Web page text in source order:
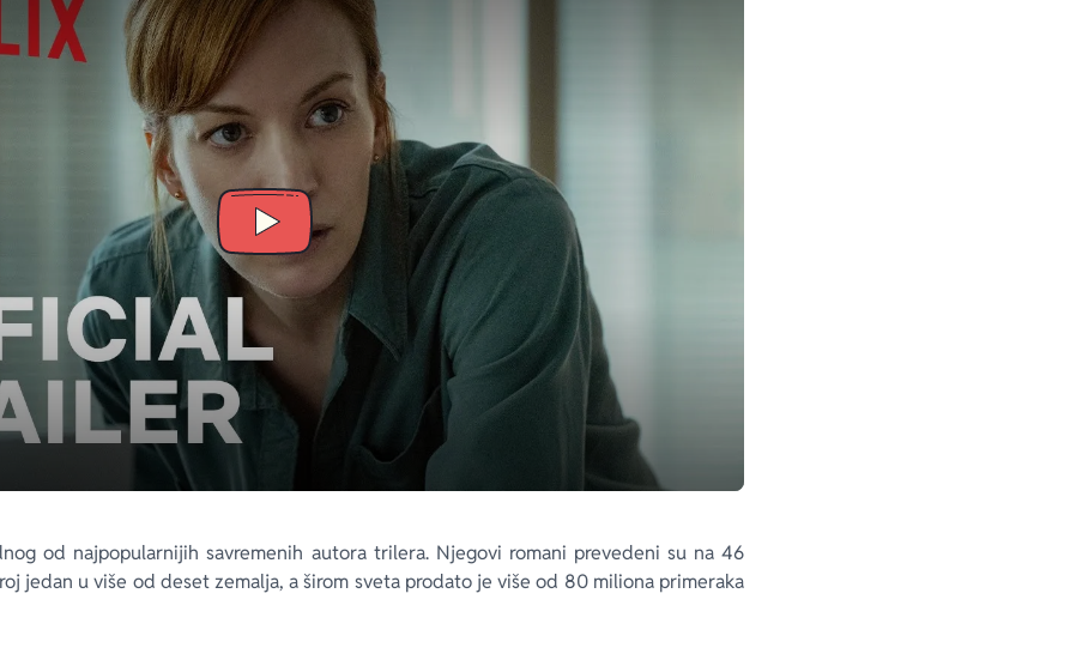
od najpopularnijih savremenih autora trilera. Njegovi romani prevedeni su na 46
jedan u više od deset zemalja, a širom sveta prodato je više od 80 miliona primeraka